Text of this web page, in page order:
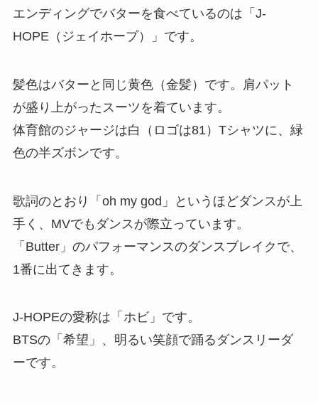
エンディングでバターを食べているのは「J-
HOPE（ジェイホープ）」です。
髪色はバターと同じ黄色（金髪）です。肩パット
が盛り上がったスーツを着ています。
体育館のジャージは白（ロゴは81）Tシャツに、緑
色の半ズボンです。
歌詞のとおり「oh my god」というほどダンスが上
手く、MVでもダンスが際立っています。
「Butter」のパフォーマンスのダンスブレイクで、
1番に出てきます。
J-HOPEの愛称は「ホビ」です。
BTSの「希望」、明るい笑顔で踊るダンスリーダ
ーです。